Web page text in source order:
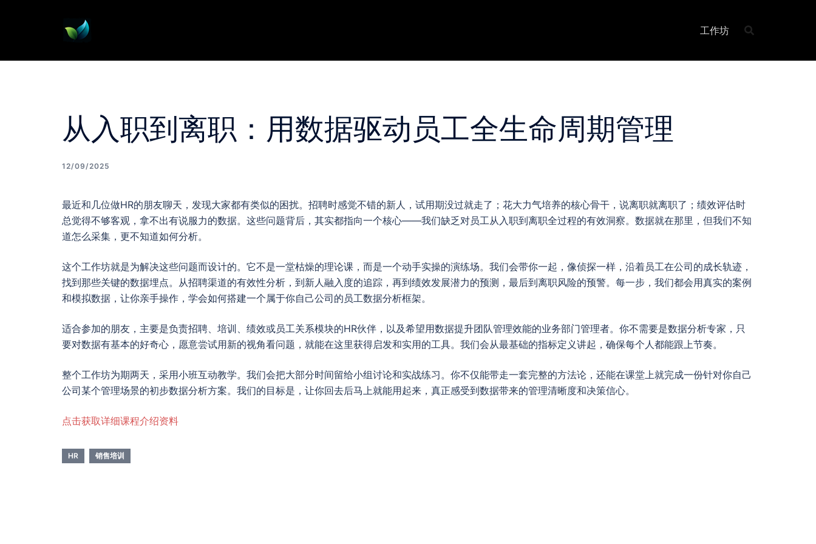
工作坊
从入职到离职：用数据驱动员工全生命周期管理
12/09/2025
最近和几位做HR的朋友聊天，发现大家都有类似的困扰。招聘时感觉不错的新人，试用期没过就走了；花大力气培养的核心骨干，说离职就离职了；绩效评估时
总觉得不够客观，拿不出有说服力的数据。这些问题背后，其实都指向一个核心——我们缺乏对员工从入职到离职全过程的有效洞察。数据就在那里，但我们不知
道怎么采集，更不知道如何分析。
这个工作坊就是为解决这些问题而设计的。它不是一堂枯燥的理论课，而是一个动手实操的演练场。我们会带你一起，像侦探一样，沿着员工在公司的成长轨迹，
找到那些关键的数据埋点。从招聘渠道的有效性分析，到新人融入度的追踪，再到绩效发展潜力的预测，最后到离职风险的预警。每一步，我们都会用真实的案例
和模拟数据，让你亲手操作，学会如何搭建一个属于你自己公司的员工数据分析框架。
适合参加的朋友，主要是负责招聘、培训、绩效或员工关系模块的HR伙伴，以及希望用数据提升团队管理效能的业务部门管理者。你不需要是数据分析专家，只
要对数据有基本的好奇心，愿意尝试用新的视角看问题，就能在这里获得启发和实用的工具。我们会从最基础的指标定义讲起，确保每个人都能跟上节奏。
整个工作坊为期两天，采用小班互动教学。我们会把大部分时间留给小组讨论和实战练习。你不仅能带走一套完整的方法论，还能在课堂上就完成一份针对你自己
公司某个管理场景的初步数据分析方案。我们的目标是，让你回去后马上就能用起来，真正感受到数据带来的管理清晰度和决策信心。
点击获取详细课程介绍资料
HR 销售培训